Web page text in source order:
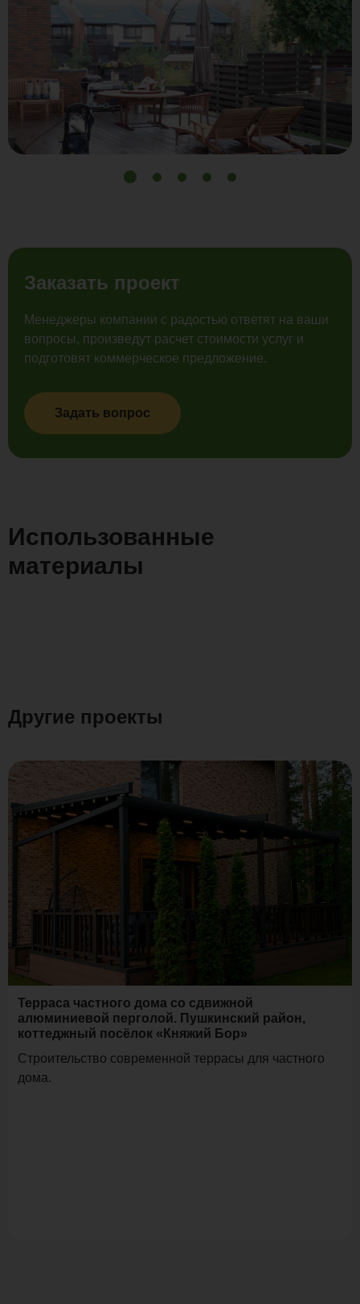
Заказать проект
Менеджеры компании с радостью ответят на ваши
вопросы, произведут расчет стоимости услуг и
подготовят коммерческое предложение.
Задать вопрос
Использованные
материалы
Другие проекты
Терраса частного дома со сдвижной
алюминиевой перголой. Пушкинский район,
коттеджный посёлок «Княжий Бор»
Строительство современной террасы для частного
дома.